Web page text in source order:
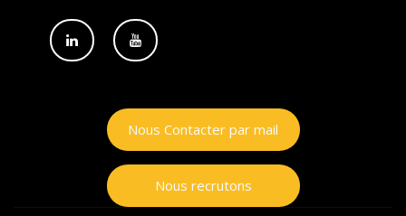
Nous Contacter par mail
Nous recrutons